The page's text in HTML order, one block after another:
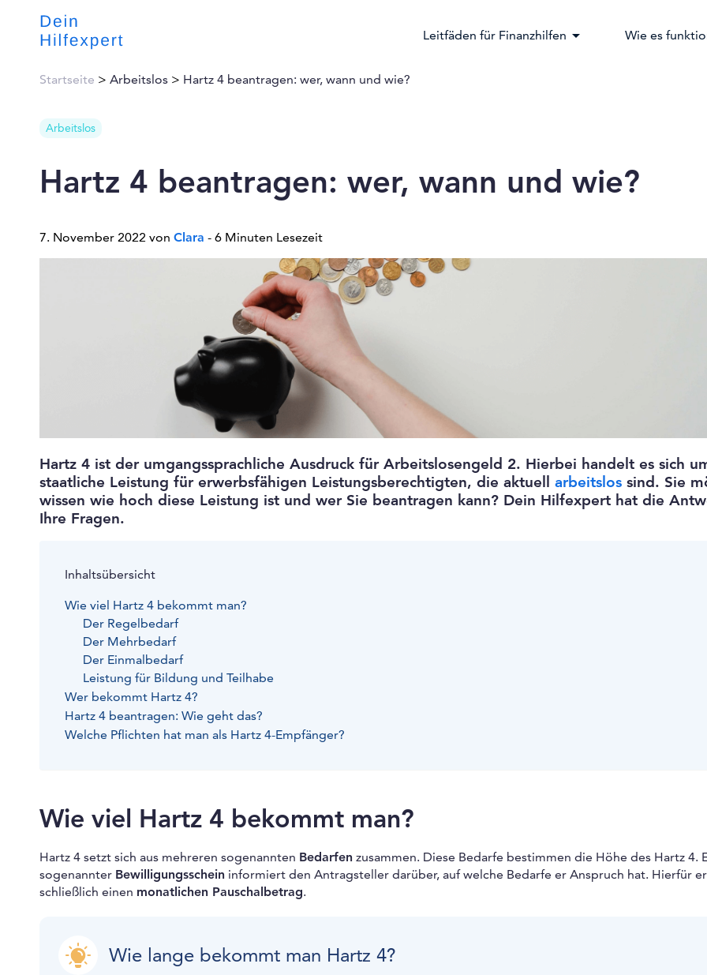
Leitfäden für Finanzhilfen arrow_drop_down Wie es
Startseite > Arbeitslos > Hartz 4 beantragen: wer, wann und wie?
Arbeitslos
Hartz 4 beantragen: wer, wann und wie?
7. November 2022 von Clara - 6 Minuten Lesezeit
Hartz 4 ist der umgangssprachliche Ausdruck für Arbeitslosengeld 2. Hierbei handelt es sich
staatliche Leistung für erwerbsfähigen Leistungsberechtigten, die aktuell arbeitslos sind. Sie
wissen wie hoch diese Leistung ist und wer Sie beantragen kann? Dein Hilfexpert hat die
Ihre Fragen.
Inhaltsübersicht
Wie viel Hartz 4 bekommt man?
Der Regelbedarf
Der Mehrbedarf
Der Einmalbedarf
Leistung für Bildung und Teilhabe
Wer bekommt Hartz 4?
Hartz 4 beantragen: Wie geht das?
Welche Pflichten hat man als Hartz 4-Empfänger?
Wie viel Hartz 4 bekommt man?
Hartz 4 setzt sich aus mehreren sogenannten Bedarfen zusammen. Diese Bedarfe bestimmen die Höhe des Hartz 4.
sogenannter Bewilligungsschein informiert den Antragsteller darüber, auf welche Bedarfe er Anspruch hat. Hierfür
schließlich einen monatlichen Pauschalbetrag.
Wie lange bekommt man Hartz 4?